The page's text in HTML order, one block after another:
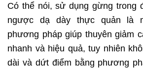
Có thể nói, sử dụng gừng trong
ngược dạ dày thực quản là
phương pháp giúp thuyên giảm
nhanh và hiệu quả, tuy nhiên
dài và dứt điểm bằng phương